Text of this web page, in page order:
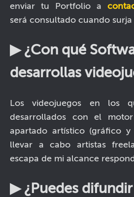
enviar tu Portfolio a
será consultado cuando surja
▶ ¿Con qué
desarrollas
Los videojuegos en los
desarrollados con el
apartado artístico (gráfico
llevar a cabo artistas
escapa de mi alcance
▶ ¿Puedes